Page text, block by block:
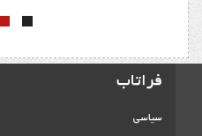
فراتاب
سیاسی